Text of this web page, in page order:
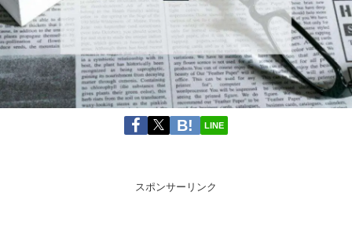
LINE
スポンサーリンク